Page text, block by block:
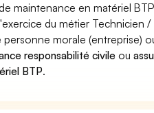
maintenance en matériel
du métier Technicien
morale (entreprise)
responsabilité civile ou
BTP.